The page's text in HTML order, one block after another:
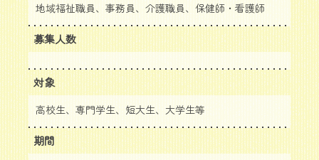
地域福祉職員、事務員、介護職員、保健師・看護師
募集人数
対象
高校生、専門学生、短大生、大学生等
期間